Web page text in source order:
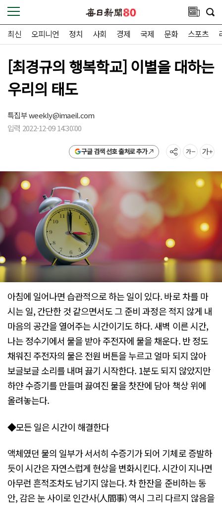
최신 오피니언 정치 사회 경제 국제 문화 스포츠
[최경규의 행복학교] 이별을 대하는
우리의 태도
특집부weekly@imaeil.com
입력 2022-12-09 14:30:00
구글 검색 선호 출처로 추가
아침에 일어나면 습관적으로 하는 일이 있다. 바로 차를 마
시는 일, 간단한 것 같으면서도 그 준비 과정은 적지 않게 내
마음의 공간을 열어주는 시간이기도 하다. 새벽 이른 시간,
나는 정수기에서 물을 받아 주전자에 물을 채운다. 반 정도
채워진 주전자의 물은 전원 버튼을 누르고 얼마 되지 않아
보글보글 소리를 내며 끓기 시작한다. 1분도 되지 않았지만
하얀 수증기를 만들며 끓여진 물을 찻잔에 담아 책상 위에
올려놓는다.
◆모든 일은 시간이 해결한다
액체였던 물의 일부가 서서히 수증기가 되어 기체로 증발하
듯이 시간은 자연스럽게 현상을 변화시킨다. 시간이 지나면
아무런 흔적조차도 남기지 않는다. 차 한잔을 준비하는 동
안, 감은 눈 사이로 인간사(人間事) 역시 그리 다르지 않음을